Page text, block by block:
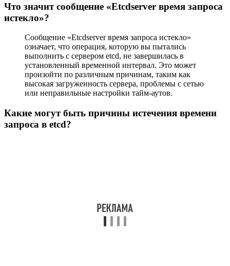
Что значит сообщение «Etcdserver время запроса
истекло»?
Сообщение «Etcdserver время запроса истекло»
означает, что операция, которую вы пытались
выполнить с сервером etcd, не завершилась в
установленный временной интервал. Это может
произойти по различным причинам, таким как
высокая загруженность сервера, проблемы с сетью
или неправильные настройки тайм-аутов.
Какие могут быть причины истечения времени
запроса в etcd?